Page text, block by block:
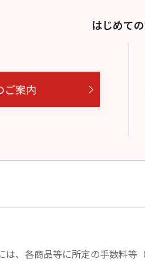
はじめて
ご案内
は、各商品等に所定の手数料